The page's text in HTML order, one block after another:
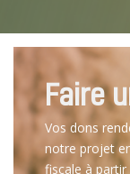
Faire
Vos dons
notre projet
fiscale à